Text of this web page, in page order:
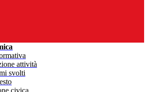
attività
svolti